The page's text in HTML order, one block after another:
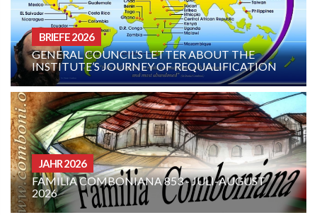
BRIEFE 2026
GENERAL COUNCIL’S LETTER ABOUT THE
INSTITUTE’S JOURNEY OF REQUALIFICATION
JAHR 2026
FAMILIA COMBONIANA 853 - JULI-AUGUST
2026